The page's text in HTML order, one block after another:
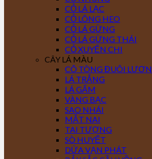
CỎ LÁ LẠC
CỎ LÔNG HEO
CỎ LÁ GỪNG
CỎ LÁ GỪNG THÁI
CỎ XUYẾN CHI
CÂY LÁ MÀU
CÔ TÒNG ĐUÔI LƯƠN
LÁ TRẮNG
LÁ GẤM
VÀNG BẠC
SAO NHÁI
MẮT NAI
TAI TƯỢNG
SÒ HUYẾT
DỨA VẠN PHÁT